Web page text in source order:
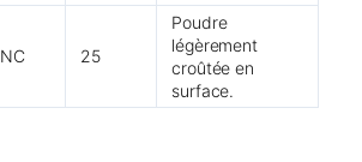
NC 25
Poudre
légèrement
croûtée en
surface.